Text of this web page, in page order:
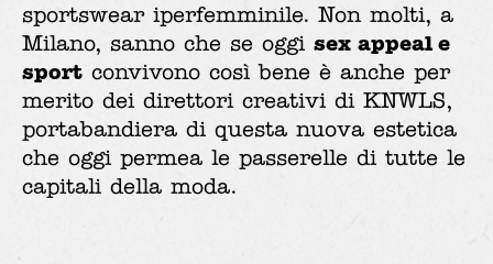
sportswear iperfemminile. Non molti, a
Milano, sanno che se oggi sex appeal e
sport convivono così bene è anche per
merito dei direttori creativi di KNWLS,
portabandiera di questa nuova estetica
che oggi permea le passerelle di tutte le
capitali della moda.